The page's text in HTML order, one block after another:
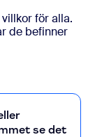
för alla.
de befinner
se det